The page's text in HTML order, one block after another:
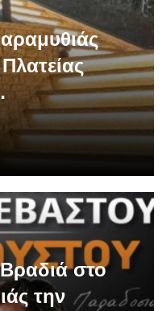
στο
την